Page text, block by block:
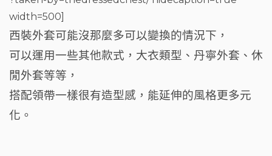
width=500]
西裝外套可能沒那麼多可以變換的情況下，
可以運用一些其他款式，大衣類型、丹寧外套、休
閒外套等等，
搭配領帶一樣很有造型感，能延伸的風格更多元
化。